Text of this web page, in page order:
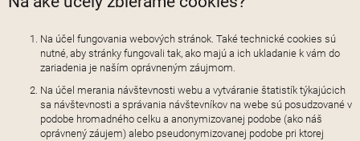
Na účel fungovania webových stránok. Také technické cookies sú
nutné, aby stránky fungovali tak, ako majú a ich ukladanie k vám do
zariadenia je naším oprávneným záujmom.
Na účel merania návštevnosti webu a vytváranie štatistík týkajúcich
sa návštevnosti a správania návštevníkov na webe sú posudzované v
podobe hromadného celku a anonymizovanej podobe (ako náš
oprávnený záujem) alebo pseudonymizovanej podobe pri ktorej